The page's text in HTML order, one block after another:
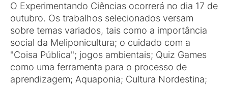
O Experimentando Ciências ocorrerá no dia 17 de
outubro. Os trabalhos selecionados versam
sobre temas variados, tais como a importância
social da Meliponicultura; o cuidado com a
"Coisa Pública"; jogos ambientais; Quiz Games
como uma ferramenta para o processo de
aprendizagem; Aquaponia; Cultura Nordestina;